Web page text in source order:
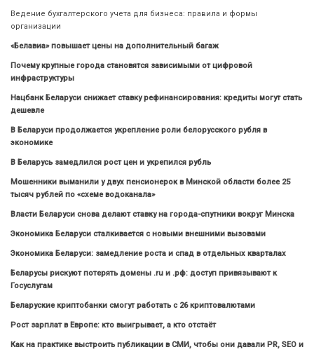
Ведение бухгалтерского учета для бизнеса: правила и формы
организации
«Белавиа» повышает цены на дополнительный багаж
Почему крупные города становятся зависимыми от цифровой
инфраструктуры
Нацбанк Беларуси снижает ставку рефинансирования: кредиты могут стать
дешевле
В Беларуси продолжается укрепление роли белорусского рубля в
экономике
В Беларусь замедлился рост цен и укрепился рубль
Мошенники выманили у двух пенсионерок в Минской области более 25
тысяч рублей по «схеме водоканала»
Власти Беларуси снова делают ставку на города-спутники вокруг Минска
Экономика Беларуси сталкивается с новыми внешними вызовами
Экономика Беларуси: замедление роста и спад в отдельных кварталах
Беларусы рискуют потерять домены .ru и .рф: доступ привязывают к
Госуслугам
Беларуские криптобанки смогут работать с 26 криптовалютами
Рост зарплат в Европе: кто выигрывает, а кто отстаёт
Как на практике выстроить публикации в СМИ, чтобы они давали PR, SEO и